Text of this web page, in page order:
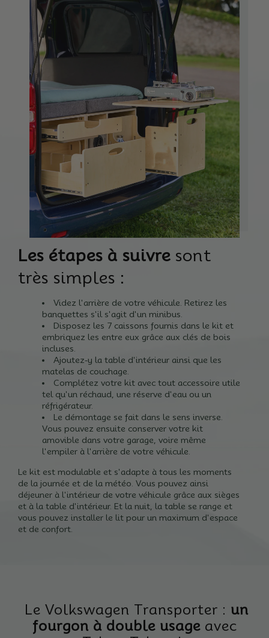
Les étapes à suivre sont
très simples :
Videz l'arrière de votre véhicule. Retirez les
banquettes s'il s'agit d'un minibus.
Disposez les 7 caissons fournis dans le kit et
embriquez les entre eux grâce aux clés de bois
incluses.
Ajoutez-y la table d'intérieur ainsi que les
matelas de couchage.
Complétez votre kit avec tout accessoire utile
tel qu'un réchaud, une réserve d'eau ou un
réfrigérateur.
Le démontage se fait dans le sens inverse.
Vous pouvez ensuite conserver votre kit
amovible dans votre garage, voire même
l'empiler à l'arrière de votre véhicule.
Le kit est modulable et s'adapte à tous les moments
de la journée et de la météo. Vous pouvez ainsi
déjeuner à l'intérieur de votre véhicule grâce aux sièges
et à la table d'intérieur. Et la nuit, la table se range et
vous pouvez installer le lit pour un maximum d'espace
et de confort.
Le Volkswagen Transporter : un
fourgon à double usageavec